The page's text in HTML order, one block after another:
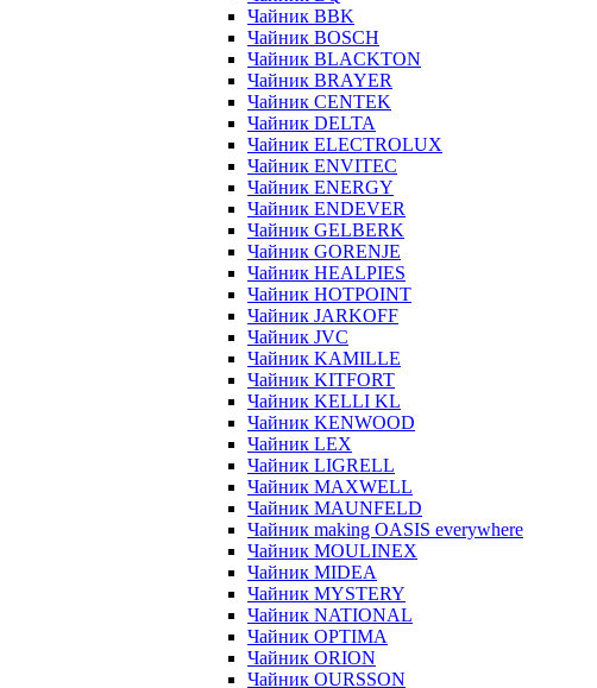
Чайник BBK
Чайник BOSCH
Чайник BLACKTON
Чайник BRAYER
Чайник CENTEK
Чайник DELTA
Чайник ELECTROLUX
Чайник ENVITEC
Чайник ENERGY
Чайник ENDEVER
Чайник GELBERK
Чайник GORENJE
Чайник HEALPIES
Чайник HOTPOINT
Чайник JARKOFF
Чайник JVC
Чайник KAMILLE
Чайник KITFORT
Чайник KELLI KL
Чайник KENWOOD
Чайник LEX
Чайник LIGRELL
Чайник MAXWELL
Чайник MAUNFELD
Чайник making OASIS everywhere
Чайник MOULINEX
Чайник MIDEA
Чайник MYSTERY
Чайник NATIONAL
Чайник OPTIMA
Чайник ORION
Чайник OURSSON